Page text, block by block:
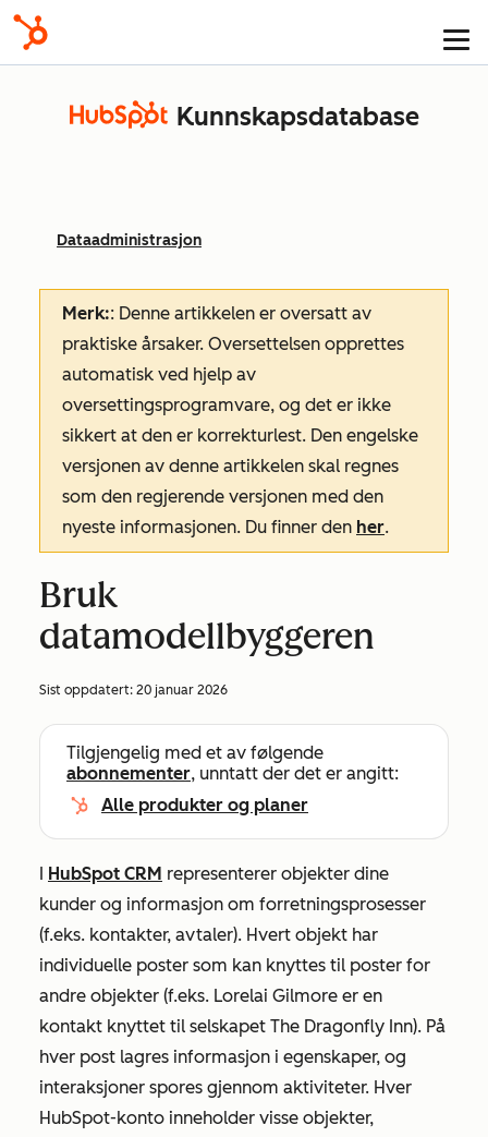
Kunnskapsdatabase
Dataadministrasjon
Merk:: Denne artikkelen er oversatt av
praktiske årsaker. Oversettelsen opprettes
automatisk ved hjelp av
oversettingsprogramvare, og det er ikke
sikkert at den er korrekturlest. Den engelske
versjonen av denne artikkelen skal regnes
som den regjerende versjonen med den
nyeste informasjonen. Du finner den her.
Bruk
datamodellbyggeren
Sist oppdatert: 20 januar 2026
Tilgjengelig med et av følgende
abonnementer, unntatt der det er angitt:
Alle produkter og planer
I HubSpot CRM representerer objekter dine
kunder og informasjon om forretningsprosesser
(f.eks. kontakter, avtaler). Hvert objekt har
individuelle poster som kan knyttes til poster for
andre objekter (f.eks. Lorelai Gilmore er en
kontakt knyttet til selskapet The Dragonfly Inn). På
hver post lagres informasjon i egenskaper, og
interaksjoner spores gjennom aktiviteter. Hver
HubSpot-konto inneholder visse objekter,